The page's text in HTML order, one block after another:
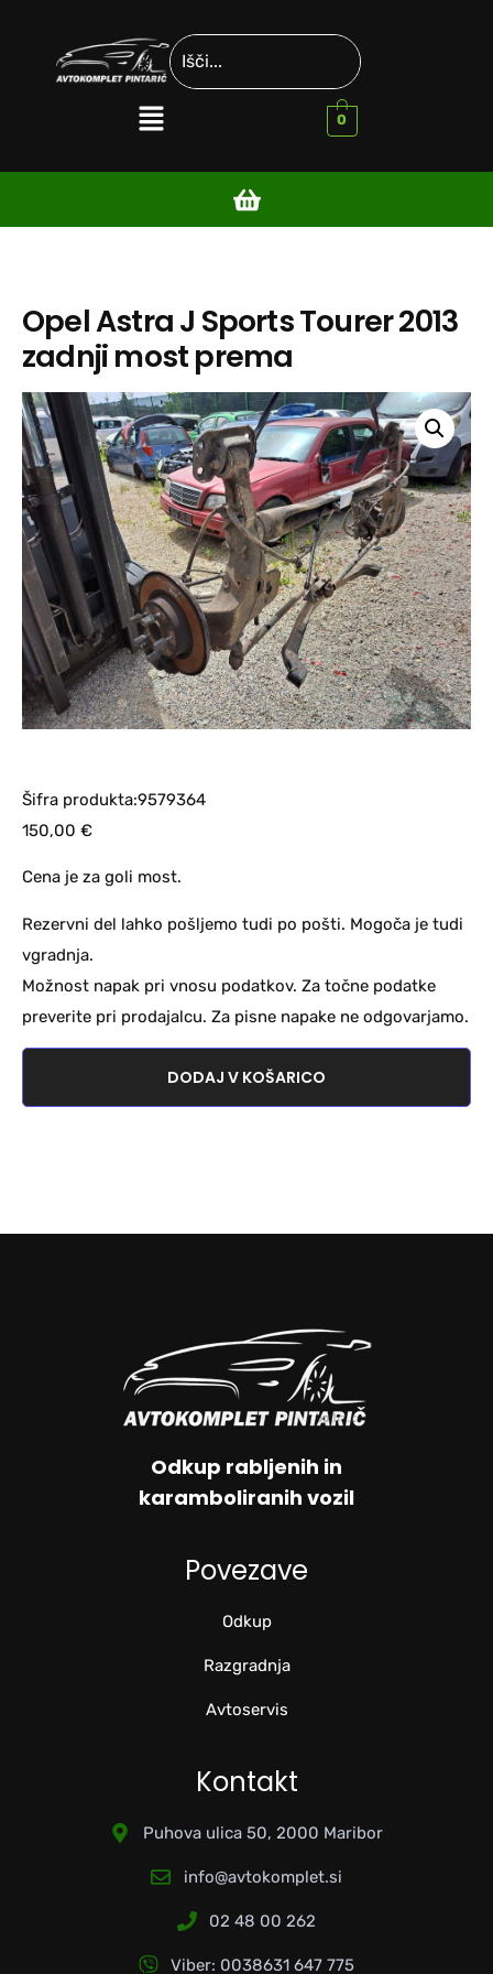
0
Opel Astra J Sports Tourer 2013
zadnji most prema
Šifra produkta:9579364
150,00 €
Cena je za goli most.
Rezervni del lahko pošljemo tudi po pošti. Mogoča je tudi
vgradnja.
Možnost napak pri vnosu podatkov. Za točne podatke
preverite pri prodajalcu. Za pisne napake ne odgovarjamo.
DODAJ V KOŠARICO
Odkup rabljenih in
karamboliranih vozil
Povezave
Odkup
Razgradnja
Avtoservis
Kontakt
Puhova ulica 50, 2000 Maribor
info@avtokomplet.si
02 48 00 262
Viber: 0038631 647 775